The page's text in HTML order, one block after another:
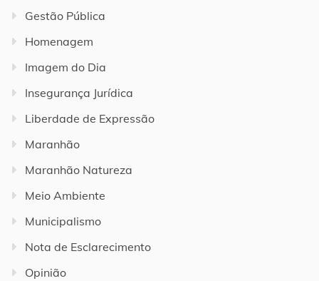
Gestão Pública
Homenagem
Imagem do Dia
Insegurança Jurídica
Liberdade de Expressão
Maranhão
Maranhão Natureza
Meio Ambiente
Municipalismo
Nota de Esclarecimento
Opinião